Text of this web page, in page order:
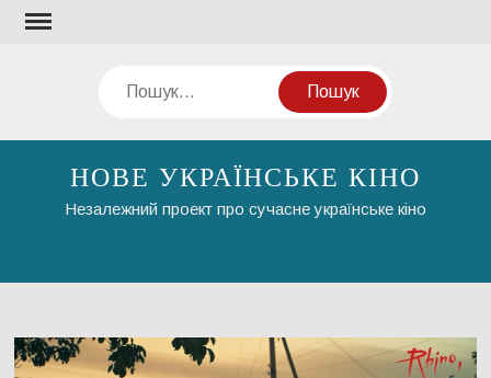
Перейти
Пошук
НОВЕ УКРАЇНСЬКЕ КІНО
Незалежний проект про сучасне українське кіно